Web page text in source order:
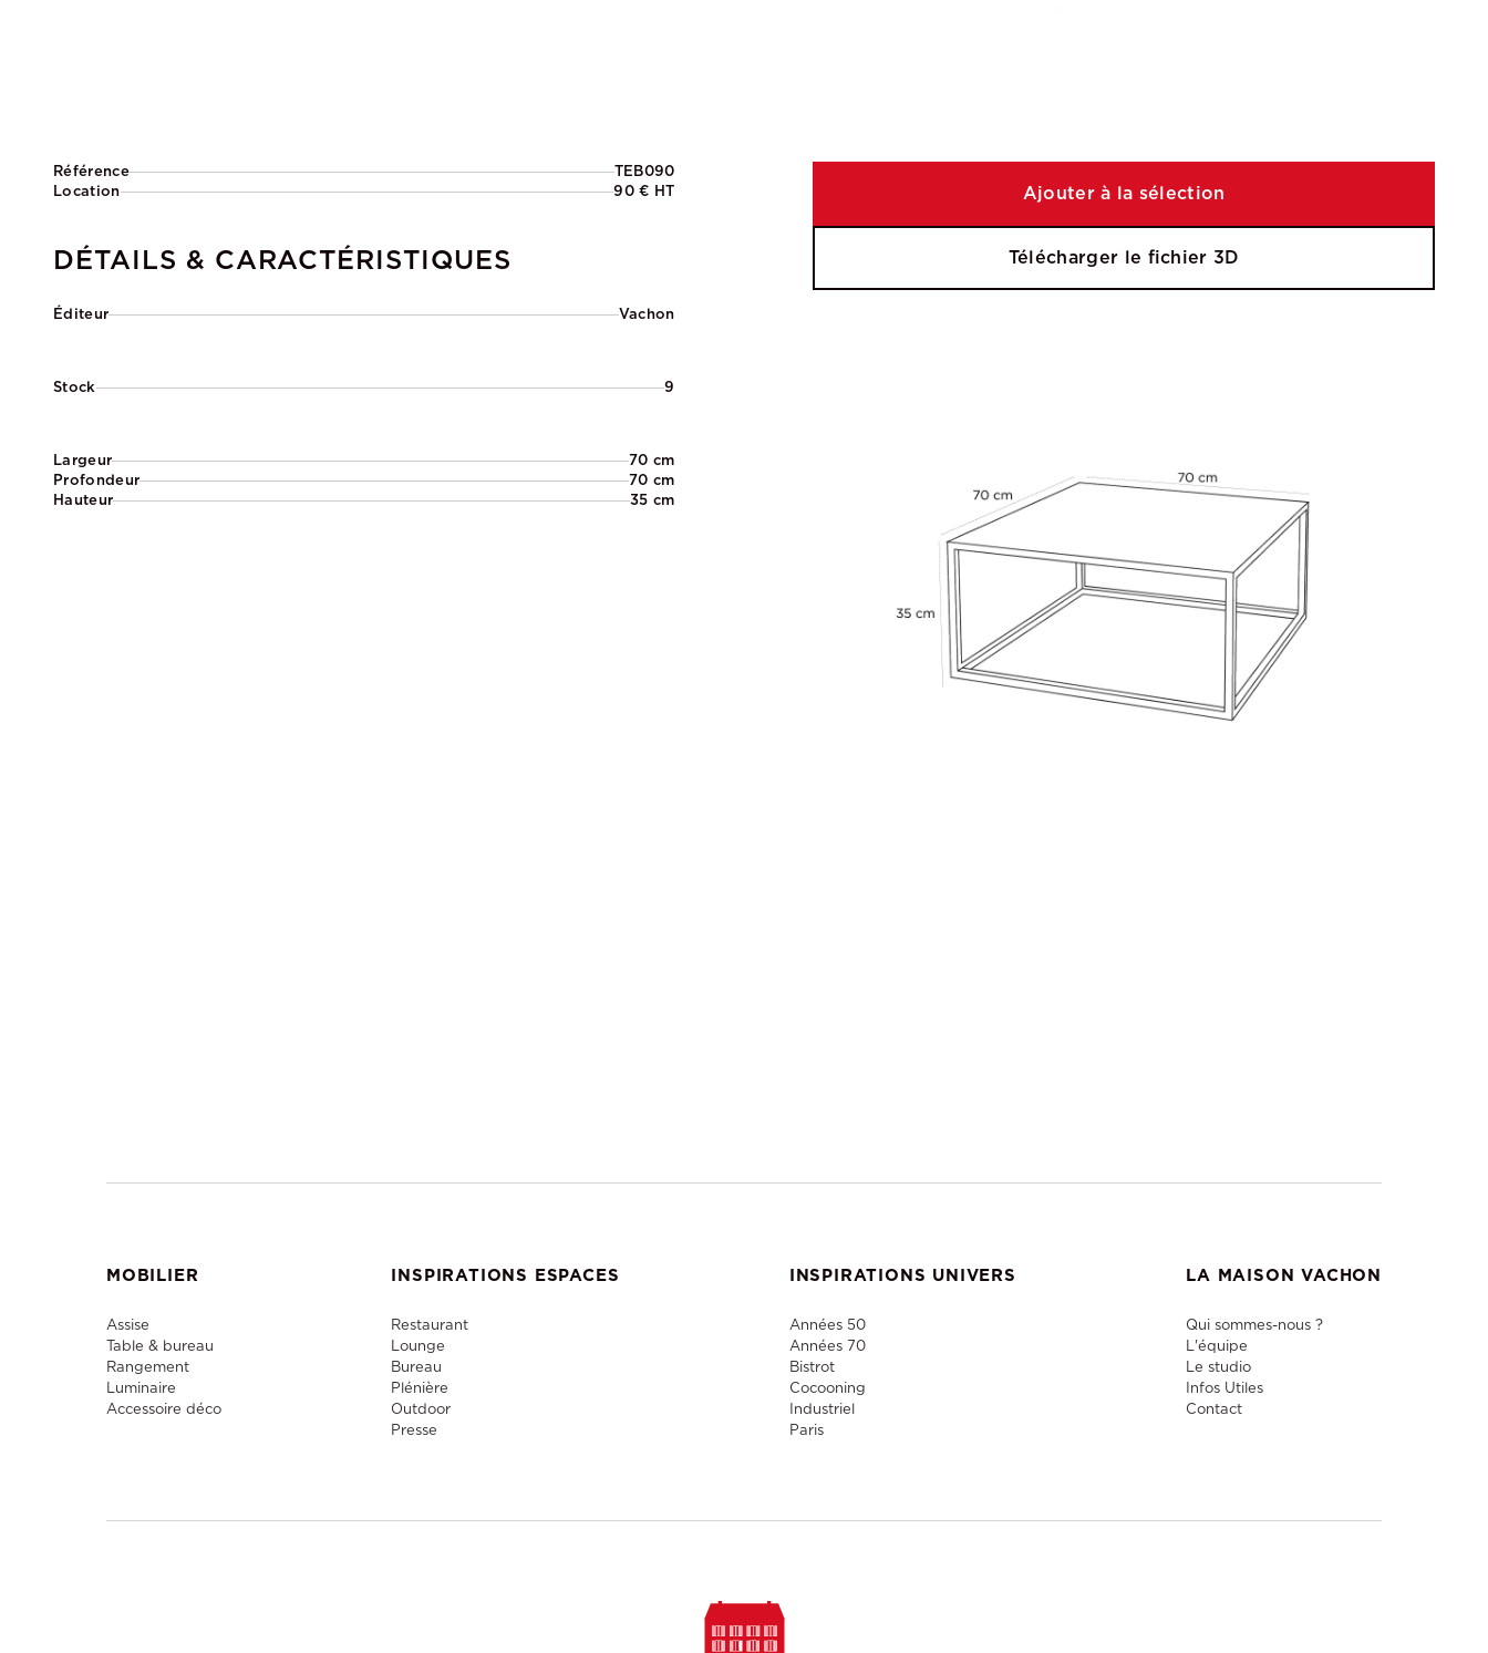
Référence
TEB090
Location
90 € HT
DÉTAILS & CARACTÉRISTIQUES
Éditeur Vachon
Stock 9
Largeur
70 cm
Profondeur
70 cm
Hauteur
35 cm
Ajouter à la sélection
Télécharger le fichier 3D
MOBILIER
Assise
Table & bureau
Rangement
Luminaire
Accessoire déco
INSPIRATIONS ESPACES
Restaurant
Lounge
Bureau
Plénière
Outdoor
Presse
INSPIRATIONS UNIVERS
Années 50
Années 70
Bistrot
Cocooning
Industriel
Paris
LA MAISON VACHON
Qui sommes-nous ?
L'équipe
Le studio
Infos Utiles
Contact